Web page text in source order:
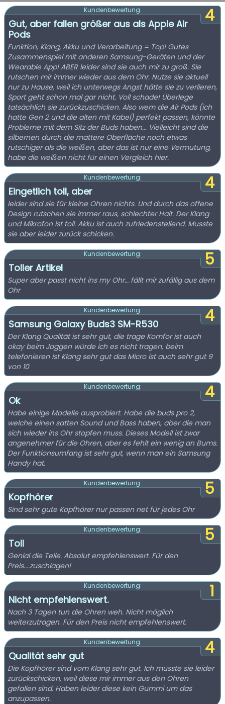
4
Kundenbewertung:
Gut, aber fallen größer aus als Apple Air
Pods
Funktion, Klang, Akku und Verarbeitung = Top! Gutes
Zusammenspiel mit anderen Samsung-Geräten und der
Wearable App! ABER leider sind sie auch mir zu groß. Sie
rutschen mir immer wieder aus dem Ohr. Nutze sie aktuell
nur zu Hause, weil ich unterwegs Angst hätte sie zu verlieren,
Sport geht schon mal gar nicht. Voll schade! Überlege
tatsächlich sie zurückzuschicken. Also wem die Air Pods (ich
hatte Gen 2 und die alten mit Kabel) perfekt passen, könnte
Probleme mit dem Sitz der Buds haben... Vielleicht sind die
silbernen durch die mattere Oberfläche noch etwas
rutschiger als die weißen, aber das ist nur eine Vermutung,
habe die weißen nicht für einen Vergleich hier.
4
Kundenbewertung:
Eingetlich toll, aber
leider sind sie für kleine Ohren nichts. Und durch das offene
Design rutschen sie immer raus, schlechter Halt. Der Klang
und Mikrofon ist toll. Akku ist auch zufriedenstellend. Musste
sie aber leider zurück schicken.
5
Kundenbewertung:
Toller Artikel
Super aber passt nicht ins my Ohr… fällt mir zufällig aus dem
Ohr
4
Kundenbewertung:
Samsung Galaxy Buds3 SM-R530
Der Klang Qualität ist sehr gut, die trage Komfor ist auch
okay beim Joggen würde ich es nicht tragen, beim
telefonieren ist Klang sehr gut das Micro ist auch sehr gut 9
von 10
4
Kundenbewertung:
Ok
Habe einige Modelle ausprobiert. Habe die buds pro 2,
welche einen satten Sound und Bass haben, aber die man
sich wieder ins Ohr stopfen muss. Dieses Modell ist zwar
angenehmer für die Ohren, aber es fehlt ein wenig an Bums.
Der Funktionsumfang ist sehr gut, wenn man ein Samsung
Handy hat.
5
Kundenbewertung:
Kopfhörer
Sind sehr gute Kopfhörer nur passen net für jedes Ohr
5
Kundenbewertung:
Toll
Genial die Teile. Absolut empfehlenswert. Für den
Preis....zuschlagen!
1
Kundenbewertung:
Nicht empfehlenswert.
Nach 3 Tagen tun die Ohren weh. Nicht möglich
weiterzutragen. Für den Preis nicht empfehlenswert.
4
Kundenbewertung:
Qualität sehr gut
Die Kopfhörer sind vom Klang sehr gut. Ich musste sie leider
zurückschicken, weil diese mir immer aus den Ohren
gefallen sind. Haben leider diese kein Gummi um das
anzupassen.